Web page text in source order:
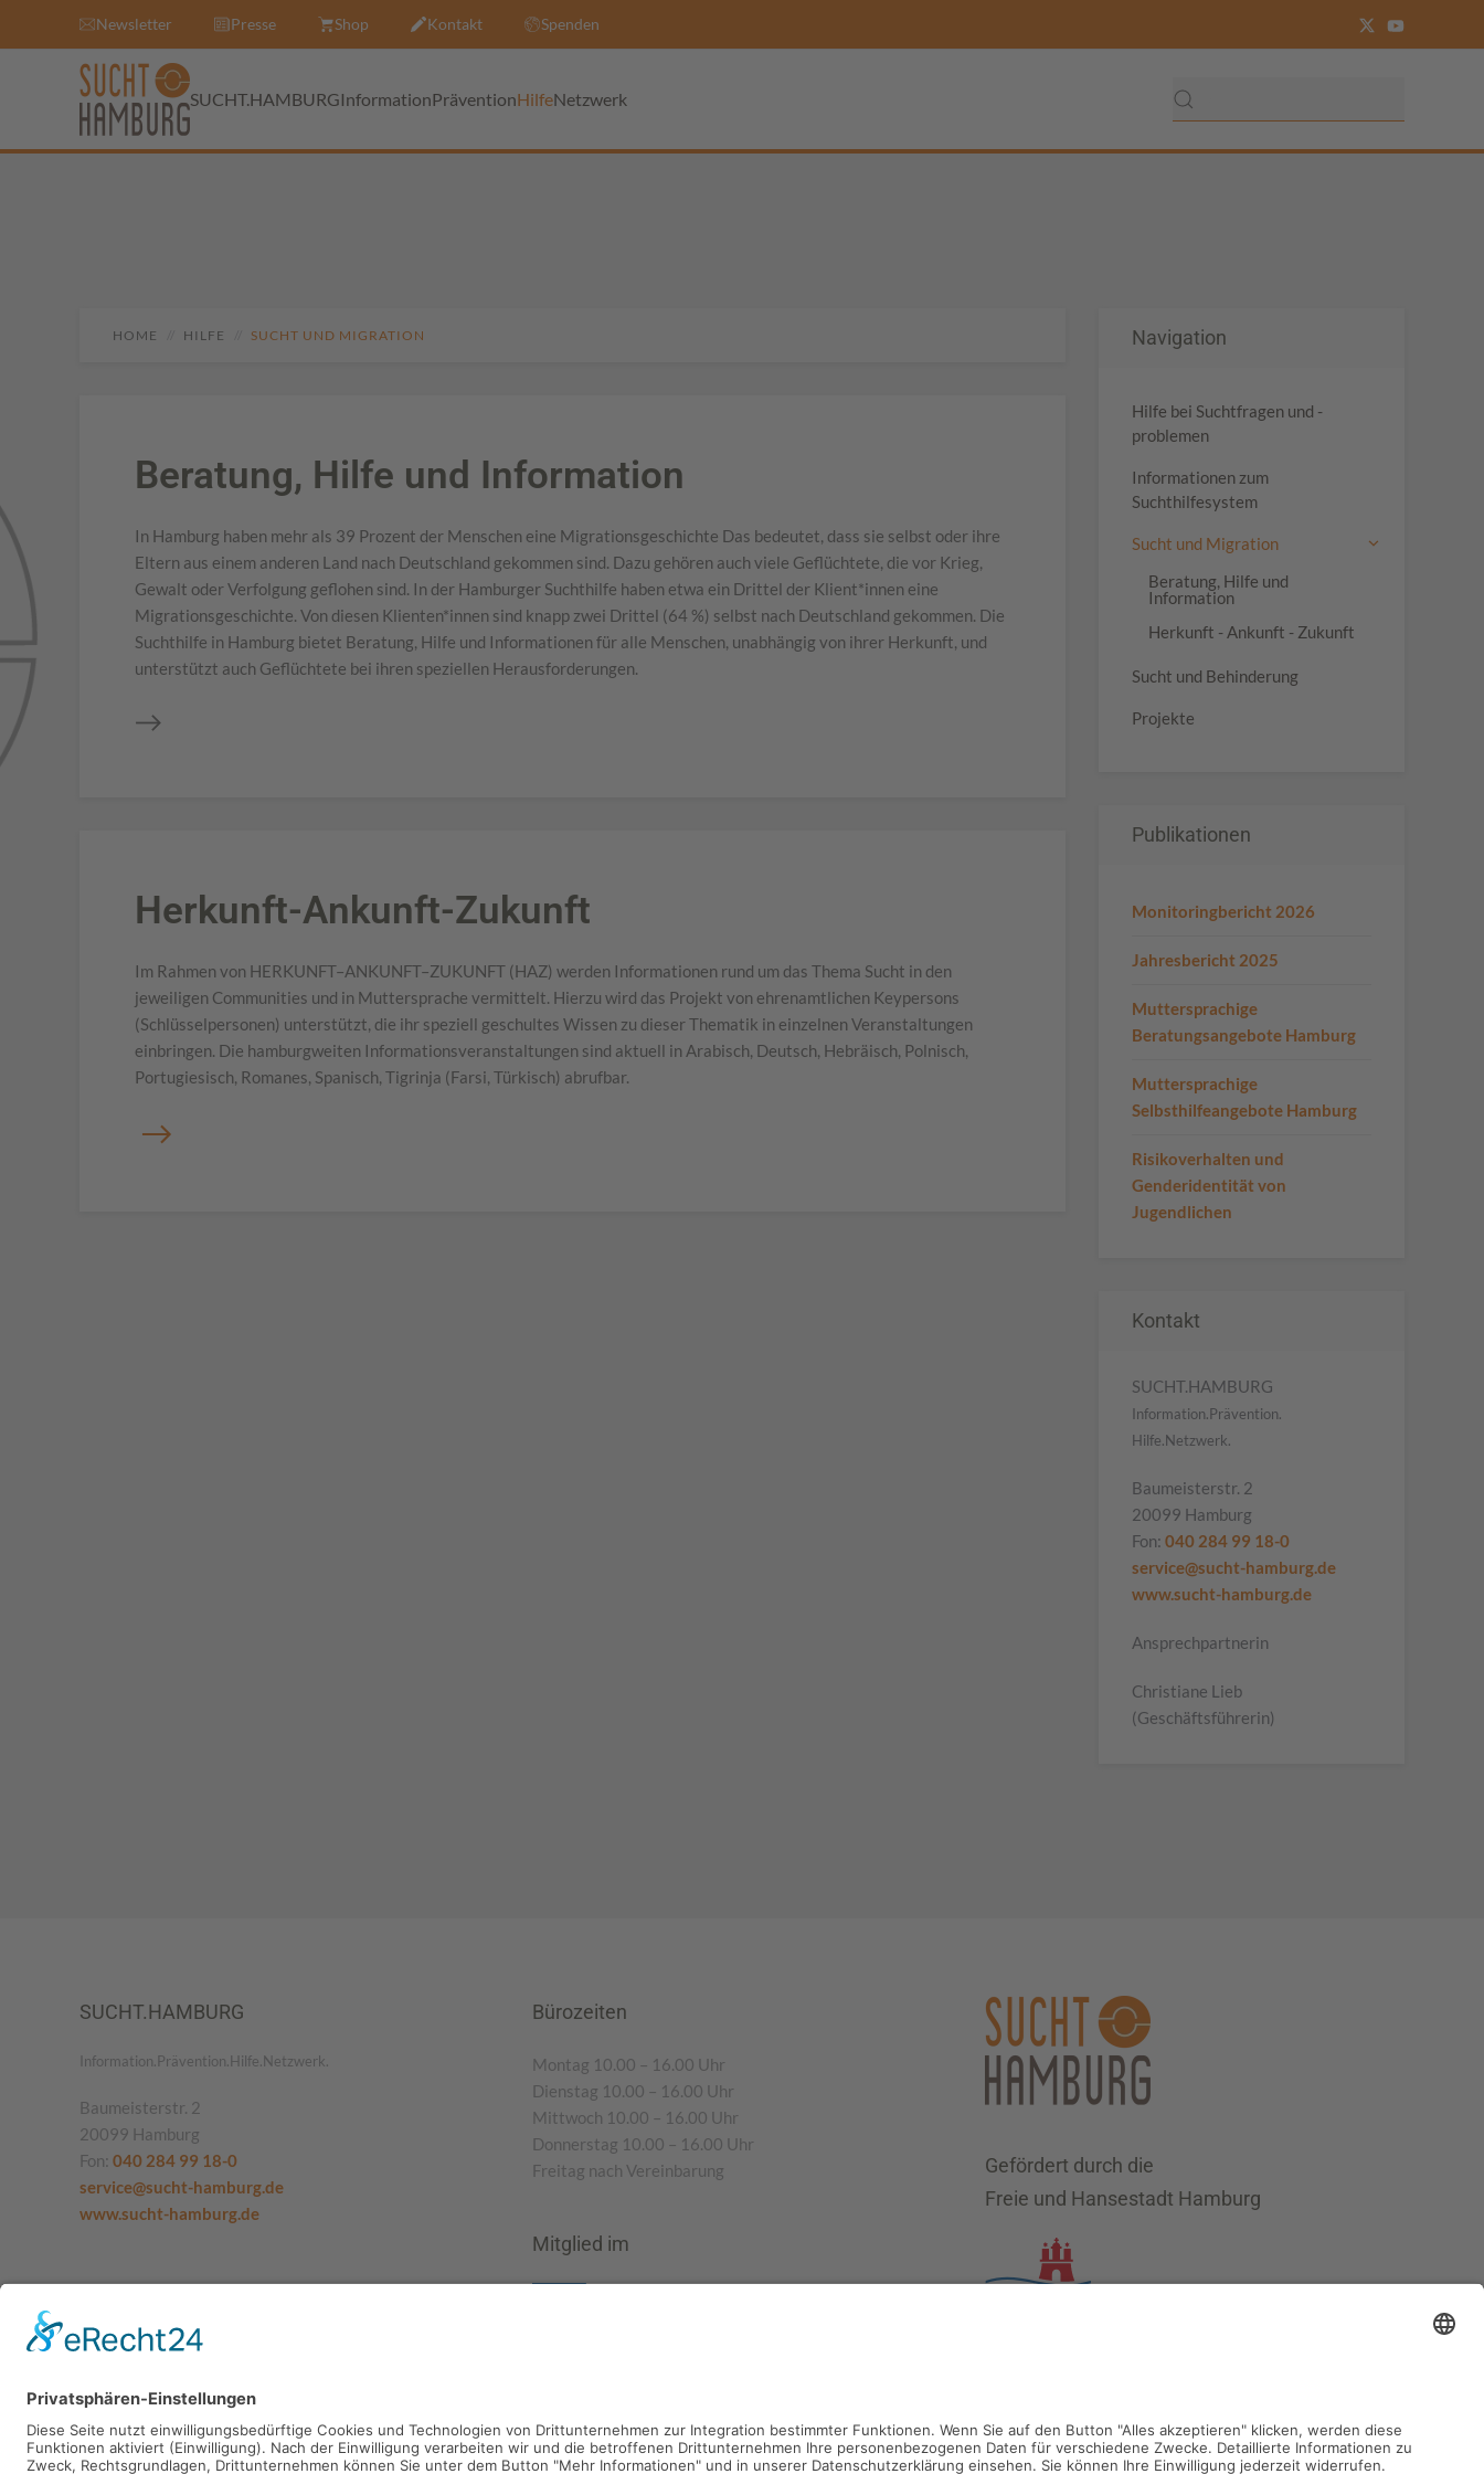
Newsletter Presse Shop Kontakt Spenden
SUCHT.HAMBURGInformationPräventionHilfeNetzwerk
HOME HILFE SUCHT UND MIGRATION
Beratung, Hilfe und Information
In Hamburg haben mehr als 39 Prozent der Menschen eine Migrationsgeschichte Das bedeutet, dass sie selbst oder ihre
Eltern aus einem anderen Land nach Deutschland gekommen sind. Dazu gehören auch viele Geflüchtete, die vor Krieg,
Gewalt oder Verfolgung geflohen sind. In der Hamburger Suchthilfe haben etwa ein Drittel der Klient*innen eine
Migrationsgeschichte. Von diesen Klienten*innen sind knapp zwei Drittel (64 %) selbst nach Deutschland gekommen. Die
Suchthilfe in Hamburg bietet Beratung, Hilfe und Informationen für alle Menschen, unabhängig von ihrer Herkunft, und
unterstützt auch Geflüchtete bei ihren speziellen Herausforderungen.
Herkunft-Ankunft-Zukunft
Im Rahmen von HERKUNFT–ANKUNFT–ZUKUNFT (HAZ) werden Informationen rund um das Thema Sucht in den
jeweiligen Communities und in Muttersprache vermittelt. Hierzu wird das Projekt von ehrenamtlichen Keypersons
(Schlüsselpersonen) unterstützt, die ihr speziell geschultes Wissen zu dieser Thematik in einzelnen Veranstaltungen
einbringen. Die hamburgweiten Informationsveranstaltungen sind aktuell in Arabisch, Deutsch, Hebräisch, Polnisch,
Portugiesisch, Romanes, Spanisch, Tigrinja (Farsi, Türkisch) abrufbar.
Navigation
Hilfe bei Suchtfragen und -
problemen
Informationen zum
Suchthilfesystem
Sucht und Migration
Beratung, Hilfe und
Information
Herkunft - Ankunft - Zukunft
Sucht und Behinderung
Projekte
Publikationen
Monitoringbericht 2026
Jahresbericht 2025
Muttersprachige
Beratungsangebote Hamburg
Muttersprachige
Selbsthilfeangebote Hamburg
Risikoverhalten und
Genderidentität von
Jugendlichen
Kontakt
SUCHT.HAMBURG
Information.Prävention.
Hilfe.Netzwerk.
Baumeisterstr. 2
20099 Hamburg
Fon: 040 284 99 18-0
service@sucht-hamburg.de
www.sucht-hamburg.de
Ansprechpartnerin
Christiane Lieb
(Geschäftsführerin)
SUCHT.HAMBURG
Information.Prävention.Hilfe.Netzwerk.
Baumeisterstr. 2
20099 Hamburg
Fon: 040 284 99 18-0
service@sucht-hamburg.de
www.sucht-hamburg.de
Bürozeiten
Montag 10.00 – 16.00 Uhr
Dienstag 10.00 – 16.00 Uhr
Mittwoch 10.00 – 16.00 Uhr
Donnerstag 10.00 – 16.00 Uhr
Freitag nach Vereinbarung
Mitglied im
Gefördert durch die
Freie und Hansestadt Hamburg